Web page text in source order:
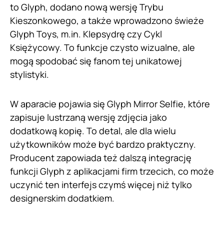
to Glyph, dodano nową wersję Trybu
Kieszonkowego, a także wprowadzono świeże
Glyph Toys, m.in. Klepsydrę czy Cykl
Księżycowy. To funkcje czysto wizualne, ale
mogą spodobać się fanom tej unikatowej
stylistyki.
W aparacie pojawia się Glyph Mirror Selfie, które
zapisuje lustrzaną wersję zdjęcia jako
dodatkową kopię. To detal, ale dla wielu
użytkowników może być bardzo praktyczny.
Producent zapowiada też dalszą integrację
funkcji Glyph z aplikacjami firm trzecich, co może
uczynić ten interfejs czymś więcej niż tylko
designerskim dodatkiem.